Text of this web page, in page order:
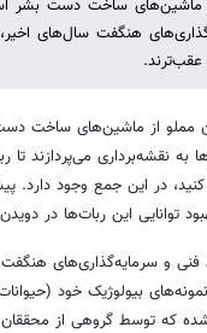
ماشین‌های ساخت دست بشر
هنگفت سال‌های
عقب‌ترند.
مملو از ماشین‌های ساخت
نقشه‌برداری می‌پردازند تا
کنید، در این جمع وجود
توانایی این ربات‌ها در
و سرمایه‌گذاری‌های
بیولوژیک خود